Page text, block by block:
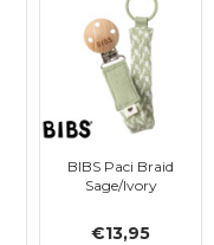
BIBS Paci Braid
Sage/Ivory
€13,95